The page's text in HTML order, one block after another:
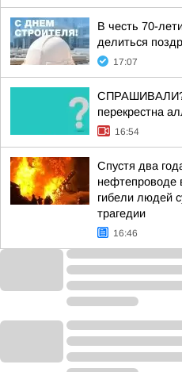
В честь 70-
делиться
17:07
СПРАШИВАЛИ?
перекрестна
16:54
Спустя два
нефтепроводе
гибели людей
трагедии
16:46